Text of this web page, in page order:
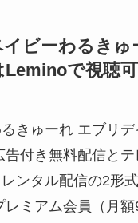
ビーわるきゅ
Leminoで視聴
るきゅーれ エブリデ
告付き無料配信と
ンタル配信の2形
ミアム会員（月額